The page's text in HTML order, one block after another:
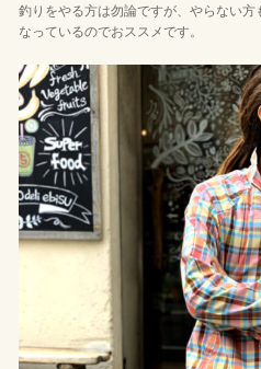
釣りをやる方は勿論ですが、やらない
なっているのでおススメです。